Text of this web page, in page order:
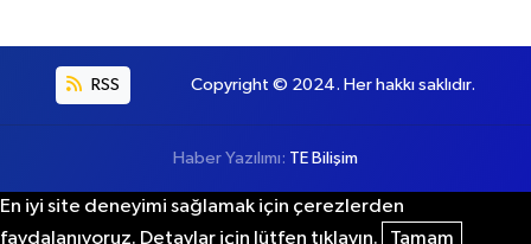
RSS Copyright © 2024. Her hakkı saklıdır.
Haber Yazılımı: TE Bilişim
En iyi site deneyimi sağlamak için çerezlerden
faydalanıyoruz. Detaylar için lütfen tıklayın.
Tamam